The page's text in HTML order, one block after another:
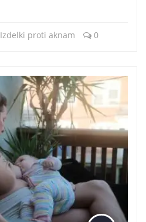
Izdelki proti aknam 0